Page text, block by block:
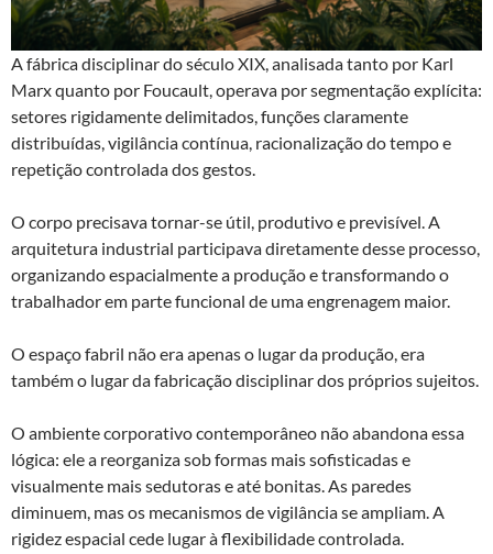
A fábrica disciplinar do século XIX, analisada tanto por Karl
Marx quanto por Foucault, operava por segmentação explícita:
setores rigidamente delimitados, funções claramente
distribuídas, vigilância contínua, racionalização do tempo e
repetição controlada dos gestos.
O corpo precisava tornar-se útil, produtivo e previsível. A
arquitetura industrial participava diretamente desse processo,
organizando espacialmente a produção e transformando o
trabalhador em parte funcional de uma engrenagem maior.
O espaço fabril não era apenas o lugar da produção, era
também o lugar da fabricação disciplinar dos próprios sujeitos.
O ambiente corporativo contemporâneo não abandona essa
lógica: ele a reorganiza sob formas mais sofisticadas e
visualmente mais sedutoras e até bonitas. As paredes
diminuem, mas os mecanismos de vigilância se ampliam. A
rigidez espacial cede lugar à flexibilidade controlada.